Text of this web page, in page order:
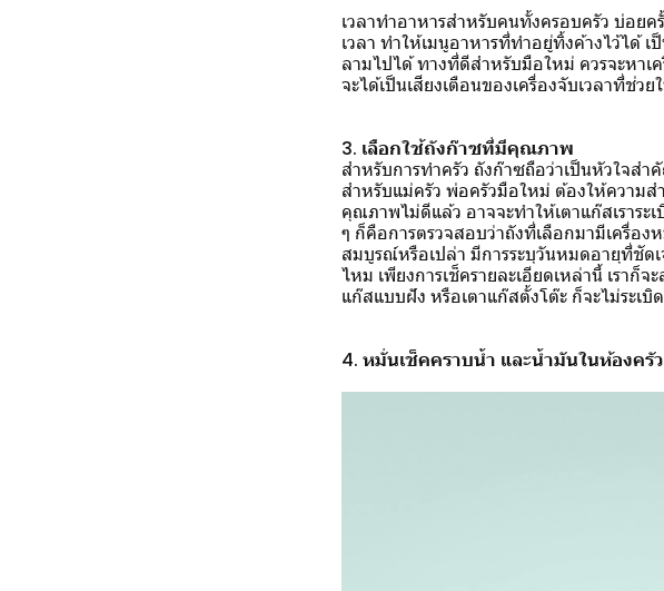
เวลาทำอาหารสำหรับคนทั้งครอบครัว บ่อย
เวลา ทำให้เมนูอาหารที่ทำอยู่ทิ้งค้างไว้ได้
ลามไปได้ ทางที่ดีสำหรับมือใหม่ ควรจะหาเ
จะได้เป็นเสียงเตือนของเครื่องจับเวลาที่ช่ว
3. เลือกใช้ถังก๊าซที่มีคุณภาพ
สำหรับการทำครัว ถังก๊าซถือว่าเป็นหัวใจส
สำหรับแม่ครัว พ่อครัวมือใหม่ ต้องให้ความส
คุณภาพไม่ดีแล้ว อาจจะทำให้เตาแก๊สเราระ
ๆ ก็คือการตรวจสอบว่าถังที่เลือกมามีเครื่อ
สมบูรณ์หรือเปล่า มีการระบุวันหมดอายุที่ชัด
ไหม เพียงการเช็ครายละเอียดเหล่านี้ เราก็จ
แก๊สแบบฝัง หรือเตาแก๊สตั้งโต๊ะ ก็จะไม่ระเ
4. หมั่นเช็คคราบน้ำ และน้ำมันในห้องครัว